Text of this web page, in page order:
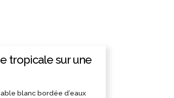
tropicale sur une
blanc bordée d’eaux